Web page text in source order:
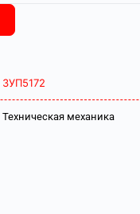
ЗУП5172
Техническая механика